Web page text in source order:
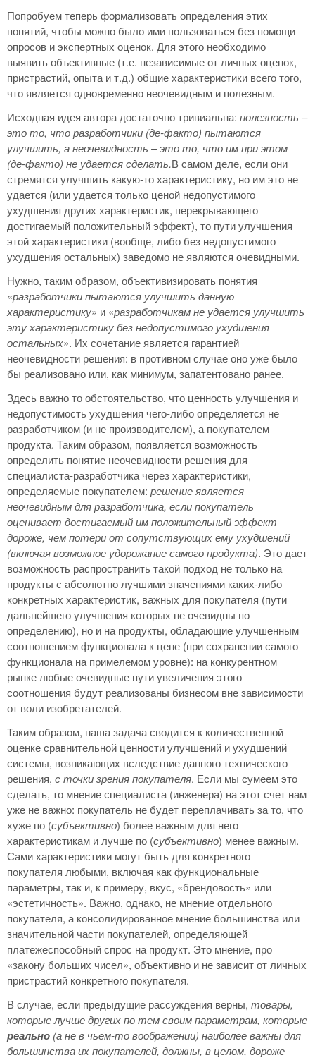
Попробуем теперь формализовать определения этих
понятий, чтобы можно было ими пользоваться без помощи
опросов и экспертных оценок. Для этого необходимо
выявить объективные (т.е. независимые от личных оценок,
пристрастий, опыта и т.д.) общие характеристики всего того,
что является одновременно неочевидным и полезным.
Исходная идея автора достаточно тривиальна: полезность –
это то, что разработчики (де-факто) пытаются
улучшить, а неочевидность – это то, что им при этом
(де-факто) не удается сделать.В самом деле, если они
стремятся улучшить какую-то характеристику, но им это не
удается (или удается только ценой недопустимого
ухудшения других характеристик, перекрывающего
достигаемый положительный эффект), то пути улучшения
этой характеристики (вообще, либо без недопустимого
ухудшения остальных) заведомо не являются очевидными.
Нужно, таким образом, объективизировать понятия
«разработчики пытаются улучшить данную
характеристику» и «разработчикам не удается улучшить
эту характеристику без недопустимого ухудшения
остальных». Их сочетание является гарантией
неочевидности решения: в противном случае оно уже было
бы реализовано или, как минимум, запатентовано ранее.
Здесь важно то обстоятельство, что ценность улучшения и
недопустимость ухудшения чего-либо определяется не
разработчиком (и не производителем), а покупателем
продукта. Таким образом, появляется возможность
определить понятие неочевидности решения для
специалиста-разработчика через характеристики,
определяемые покупателем: решение является
неочевидным для разработчика, если покупатель
оценивает достигаемый им положительный эффект
дороже, чем потери от сопутствующих ему ухудшений
(включая возможное удорожание самого продукта). Это дает
возможность распространить такой подход не только на
продукты с абсолютно лучшими значениями каких-либо
конкретных характеристик, важных для покупателя (пути
дальнейшего улучшения которых не очевидны по
определению), но и на продукты, обладающие улучшенным
соотношением функционала к цене (при сохранении самого
функционала на примелемом уровне): на конкурентном
рынке любые очевидные пути увеличения этого
соотношения будут реализованы бизнесом вне зависимости
от воли изобретателей.
Таким образом, наша задача сводится к количественной
оценке сравнительной ценности улучшений и ухудшений
системы, возникающих вследствие данного технического
решения, с точки зрения покупателя. Если мы сумеем это
сделать, то мнение специалиста (инженера) на этот счет нам
уже не важно: покупатель не будет переплачивать за то, что
хуже по (субъективно) более важным для него
характеристикам и лучше по (субъективно) менее важным.
Сами характеристики могут быть для конкретного
покупателя любыми, включая как функциональные
параметры, так и, к примеру, вкус, «брендовость» или
«эстетичность». Важно, однако, не мнение отдельного
покупателя, а консолидированное мнение большинства или
значительной части покупателей, определяющей
платежеспособный спрос на продукт. Это мнение, про
«закону больших чисел», объективно и не зависит от личных
пристрастий конкретного покупателя.
В случае, если предыдущие рассуждения верны, товары,
которые лучше других по тем своим параметрам, которые
реально (а не в чьем-то воображении) наиболее важны для
большинства их покупателей, должны, в целом, дороже